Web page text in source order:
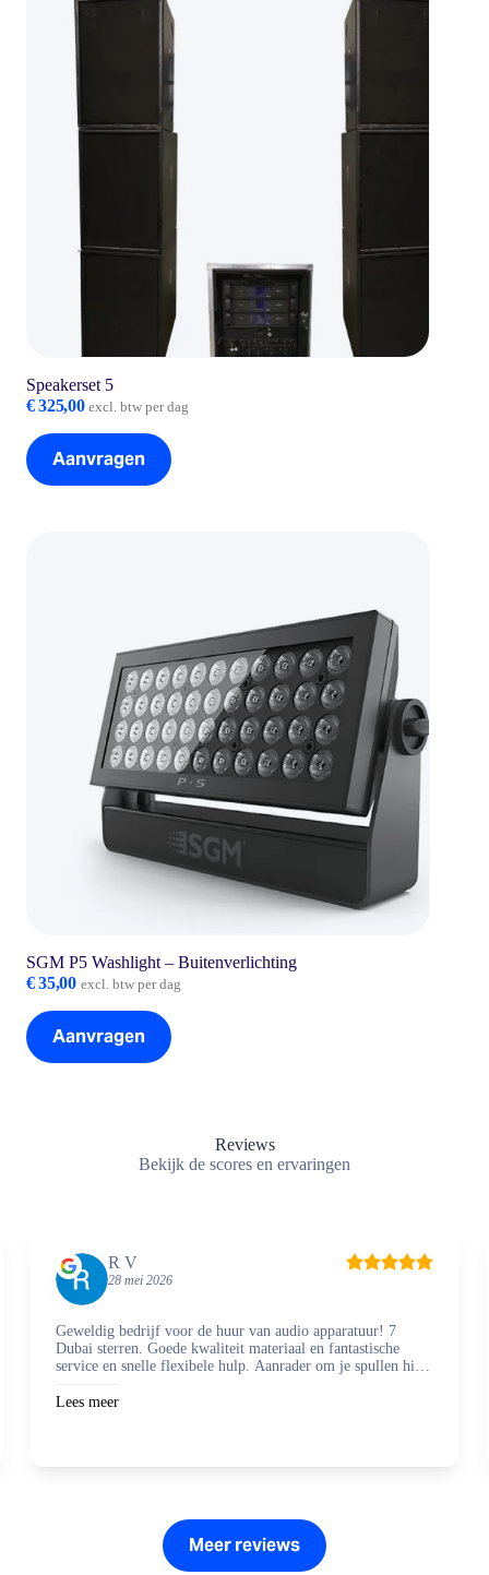
Speakerset 5
€325,00 excl. btw per dag
Aanvragen
SGM P5 Washlight – Buitenverlichting
€35,00 excl. btw per dag
Aanvragen
Reviews
Bekijk de scores en ervaringen
R V
28 mei 2026
Geweldig bedrijf voor de huur van audio apparatuur! 7
Dubai sterren. Goede kwaliteit materiaal en fantastische
service en snelle flexibele hulp. Aanrader om je spullen hier
Lees meer
Meer reviews